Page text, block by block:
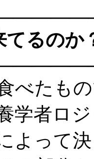
てるのか
べたも
学者ロ
よって